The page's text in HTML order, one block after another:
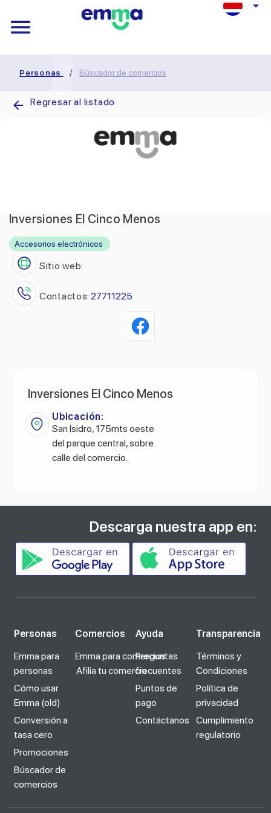
Personas / Búscador de comercios
Regresar al listado
Inversiones El Cinco Menos
Accesorios electrónicos
Sitio web:
Contactos: 27711225
Inversiones El Cinco Menos
Ubicación:
San Isidro, 175mts oeste
del parque central, sobre
calle del comercio.
Descarga nuestra app en:
Personas
Emma para
personas
Cómo usar
Emma (old)
Conversión a
tasa cero
Promociones
Búscador de
comercios
Comercios
Emma para comercios
Afilia tu comercio
Ayuda
Preguntas
frecuentes
Puntos de
pago
Contáctanos
Transparencia
Términos y
Condiciones
Política de
privacidad
Cumplimiento
regulatorio